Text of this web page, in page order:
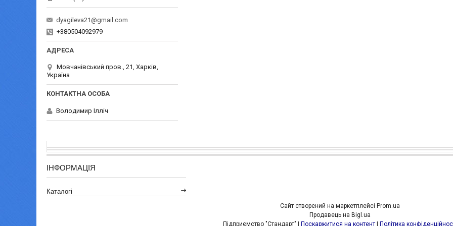
dyagileva21@gmail.com
+380504092979
Мовчанівський пров., 21, Харків,
Україна
Володимир Ілліч
ІНФОРМАЦІЯ
Каталогі
Сайт створений на маркетплейсі Prom.ua
Продавець на Bigl.ua
Підприємство "Стандарт" | Поскаржитися на контент | Політика